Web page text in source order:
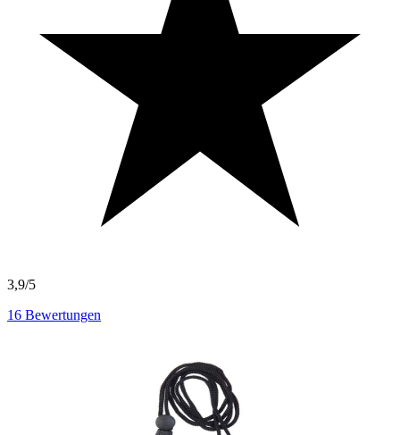
3,9/5
16 Bewertungen